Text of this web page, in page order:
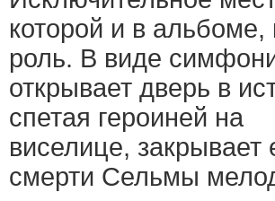
которой и в
роль. В виде
открывает дверь в
спетая героиней на
виселице,
смерти Сельмы